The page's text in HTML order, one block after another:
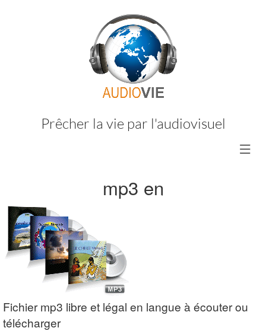
Prêcher la vie par l'audiovisuel
mp3 en
Fichier mp3 libre et légal en langue à écouter ou
télécharger